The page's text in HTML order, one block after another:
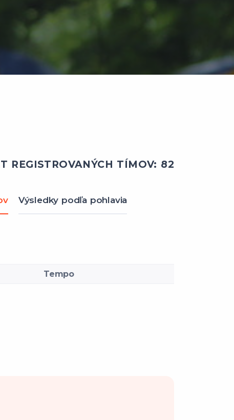
REGISTROVANÝCH TÍMOV: 82
Výsledky podľa pohlavia
Tempo